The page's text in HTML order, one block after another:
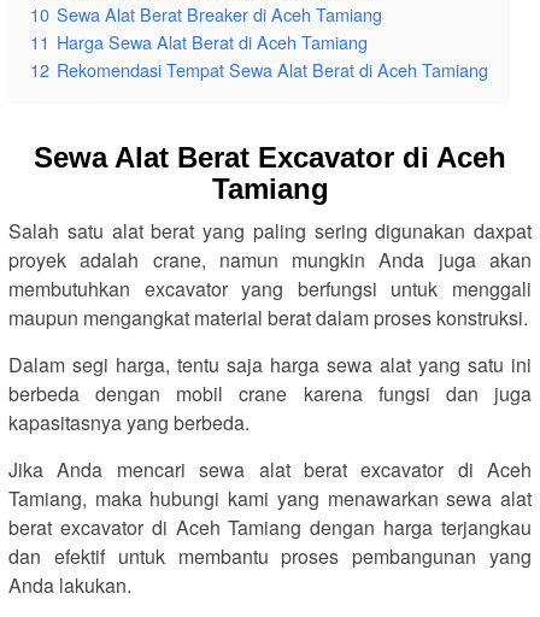
10 Sewa Alat Berat Breaker di Aceh Tamiang
11 Harga Sewa Alat Berat di Aceh Tamiang
12 Rekomendasi Tempat Sewa Alat Berat di Aceh Tamiang
Sewa Alat Berat Excavator di Aceh
Tamiang
Salah satu alat berat yang paling sering digunakan daxpat
proyek adalah crane, namun mungkin Anda juga akan
membutuhkan excavator yang berfungsi untuk menggali
maupun mengangkat material berat dalam proses konstruksi.
Dalam segi harga, tentu saja harga sewa alat yang satu ini
berbeda dengan mobil crane karena fungsi dan juga
kapasitasnya yang berbeda.
Jika Anda mencari sewa alat berat excavator di Aceh
Tamiang, maka hubungi kami yang menawarkan sewa alat
berat excavator di Aceh Tamiang dengan harga terjangkau
dan efektif untuk membantu proses pembangunan yang
Anda lakukan.